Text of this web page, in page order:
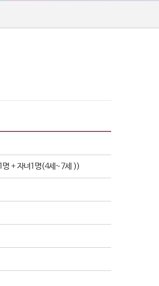
+ 자녀1명(4세~7세 ))